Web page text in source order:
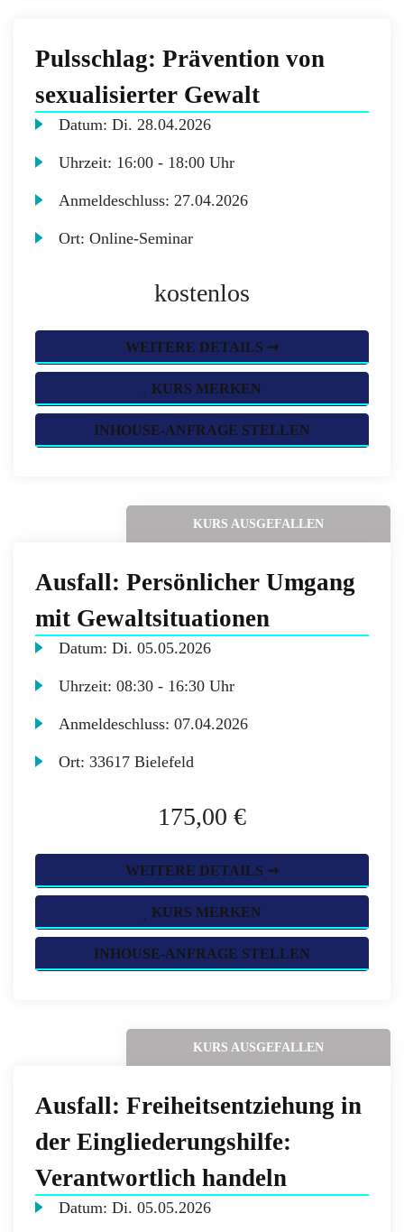
Pulsschlag: Prävention von
sexualisierter Gewalt
Datum:Di. 28.04.2026
Uhrzeit: 16:00 - 18:00 Uhr
Anmeldeschluss:27.04.2026
Ort:Online-Seminar
kostenlos
WEITERE DETAILS ➞
KURS MERKEN
INHOUSE-ANFRAGE STELLEN
KURS AUSGEFALLEN
Ausfall: Persönlicher Umgang
mit Gewaltsituationen
Datum:Di. 05.05.2026
Uhrzeit:08:30 - 16:30 Uhr
Anmeldeschluss:07.04.2026
Ort:33617 Bielefeld
175,00 €
WEITERE DETAILS ➞
KURS MERKEN
INHOUSE-ANFRAGE STELLEN
KURS AUSGEFALLEN
Ausfall: Freiheitsentziehung in
der Eingliederungshilfe:
Verantwortlich handeln
Datum:Di. 05.05.2026